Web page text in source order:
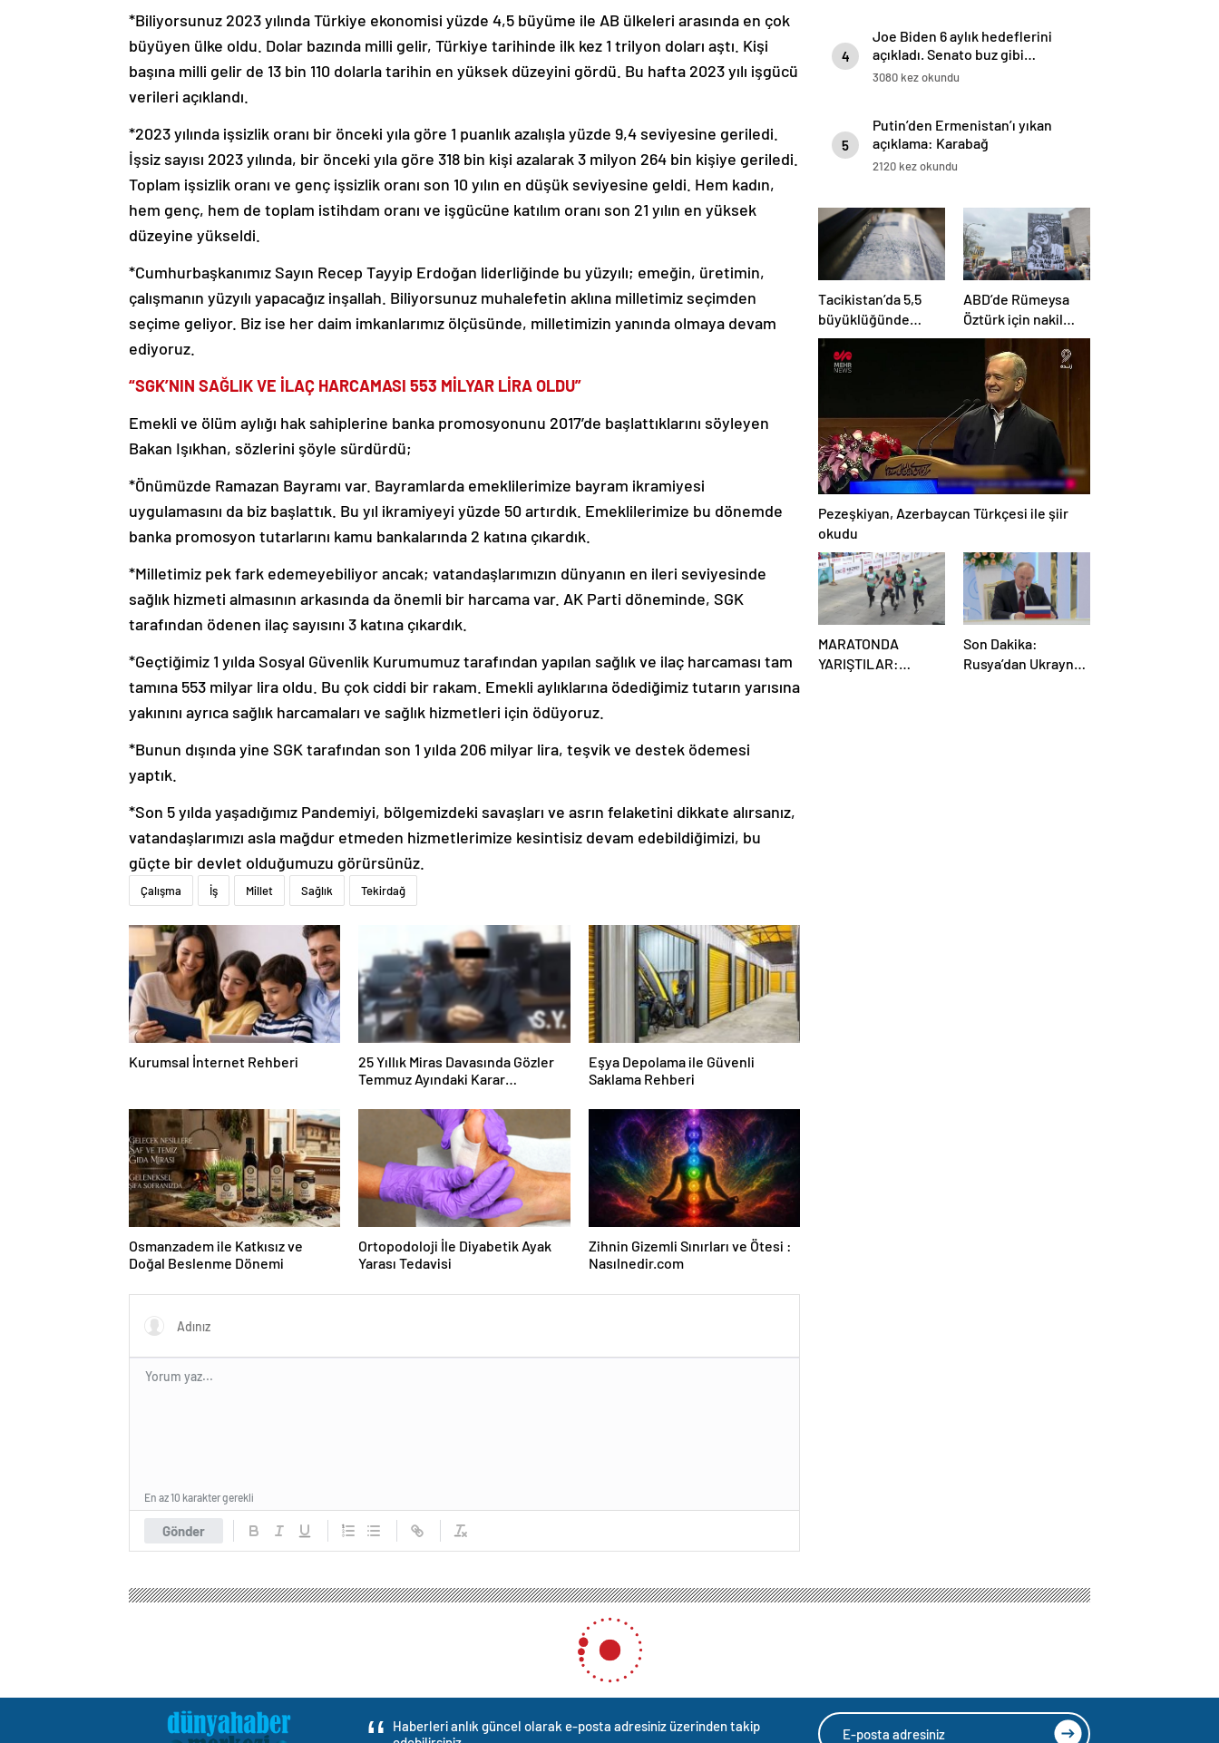
*Biliyorsunuz 2023 yılında Türkiye ekonomisi yüzde 4,5 büyüme ile AB ülkeleri arasında en çok
büyüyen ülke oldu. Dolar bazında milli gelir, Türkiye tarihinde ilk kez 1 trilyon doları aştı. Kişi
başına milli gelir de 13 bin 110 dolarla tarihin en yüksek düzeyini gördü. Bu hafta 2023 yılı işgücü
verileri açıklandı.
*2023 yılında işsizlik oranı bir önceki yıla göre 1 puanlık azalışla yüzde 9,4 seviyesine geriledi.
İşsiz sayısı 2023 yılında, bir önceki yıla göre 318 bin kişi azalarak 3 milyon 264 bin kişiye geriledi.
Toplam işsizlik oranı ve genç işsizlik oranı son 10 yılın en düşük seviyesine geldi. Hem kadın,
hem genç, hem de toplam istihdam oranı ve işgücüne katılım oranı son 21 yılın en yüksek
düzeyine yükseldi.
*Cumhurbaşkanımız Sayın Recep Tayyip Erdoğan liderliğinde bu yüzyılı; emeğin, üretimin,
çalışmanın yüzyılı yapacağız inşallah. Biliyorsunuz muhalefetin aklına milletimiz seçimden
seçime geliyor. Biz ise her daim imkanlarımız ölçüsünde, milletimizin yanında olmaya devam
ediyoruz.
“SGK’NIN SAĞLIK VE İLAÇ HARCAMASI 553 MİLYAR LİRA OLDU”
Emekli ve ölüm aylığı hak sahiplerine banka promosyonunu 2017’de başlattıklarını söyleyen
Bakan Işıkhan, sözlerini şöyle sürdürdü;
*Önümüzde Ramazan Bayramı var. Bayramlarda emeklilerimize bayram ikramiyesi
uygulamasını da biz başlattık. Bu yıl ikramiyeyi yüzde 50 artırdık. Emeklilerimize bu dönemde
banka promosyon tutarlarını kamu bankalarında 2 katına çıkardık.
*Milletimiz pek fark edemeyebiliyor ancak; vatandaşlarımızın dünyanın en ileri seviyesinde
sağlık hizmeti almasının arkasında da önemli bir harcama var. AK Parti döneminde, SGK
tarafından ödenen ilaç sayısını 3 katına çıkardık.
*Geçtiğimiz 1 yılda Sosyal Güvenlik Kurumumuz tarafından yapılan sağlık ve ilaç harcaması tam
tamına 553 milyar lira oldu. Bu çok ciddi bir rakam. Emekli aylıklarına ödediğimiz tutarın yarısına
yakınını ayrıca sağlık harcamaları ve sağlık hizmetleri için ödüyoruz.
*Bunun dışında yine SGK tarafından son 1 yılda 206 milyar lira, teşvik ve destek ödemesi
yaptık.
*Son 5 yılda yaşadığımız Pandemiyi, bölgemizdeki savaşları ve asrın felaketini dikkate alırsanız,
vatandaşlarımızı asla mağdur etmeden hizmetlerimize kesintisiz devam edebildiğimizi, bu
güçte bir devlet olduğumuzu görürsünüz.
Çalışma İş Millet Sağlık Tekirdağ
Kurumsal İnternet Rehberi
25 Yıllık Miras Davasında Gözler
Temmuz Ayındaki Karar
Eşya Depolama ile Güvenli
Saklama Rehberi
Osmanzadem ile Katkısız ve
Doğal Beslenme Dönemi
Ortopodoloji İle Diyabetik Ayak
Yarası Tedavisi
Zihnin Gizemli Sınırları ve Ötesi :
Nasılnedir.com
Gönder
En az 10 karakter gerekli
4
Joe Biden 6 aylık hedeflerini
açıkladı. Senato buz gibi…
3080 kez okundu
5
Putin’den Ermenistan’ı yıkan
açıklama: Karabağ
Azerbaycan’ın ayrılmaz bir
2120 kez okundu
Tacikistan’da 5,5
büyüklüğünde
deprem meydana
geldi
ABD’de Rümeysa
Öztürk için nakil
kararı
Pezeşkiyan, Azerbaycan Türkçesi ile şiir
okudu
MARATONDA
YARIŞTILAR:
Son Dakika:
Rusya’dan Ukrayna
Haberleri anlık güncel olarak e-posta adresiniz üzerinden takip